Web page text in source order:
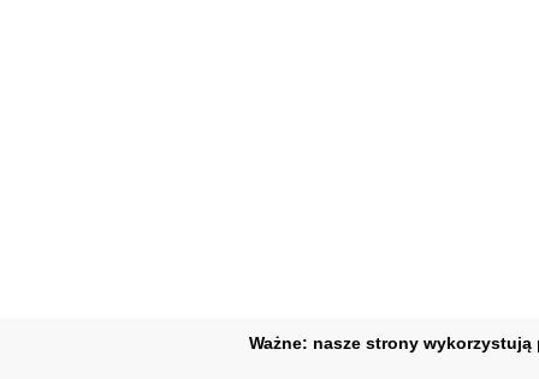
Ważne: nasze strony